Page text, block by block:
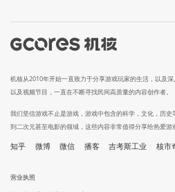
机核从2010年开始一直致力于分享游戏玩家的生活，以及
以及视频节目，一直在不断寻找民间高质量的内容创作者。
我们坚信游戏不止是游戏，游戏中包含的科学，文化，历
到二次元甚至电影的领域，这些内容非常值得分享给热爱游
知乎 微博 微信 播客 吉考斯工业 核市
营业执照